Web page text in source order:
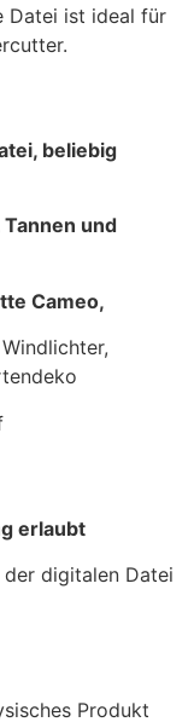
Datei ist ideal für
beliebig
und
Cameo,
erlaubt
digitalen Datei
Produkt